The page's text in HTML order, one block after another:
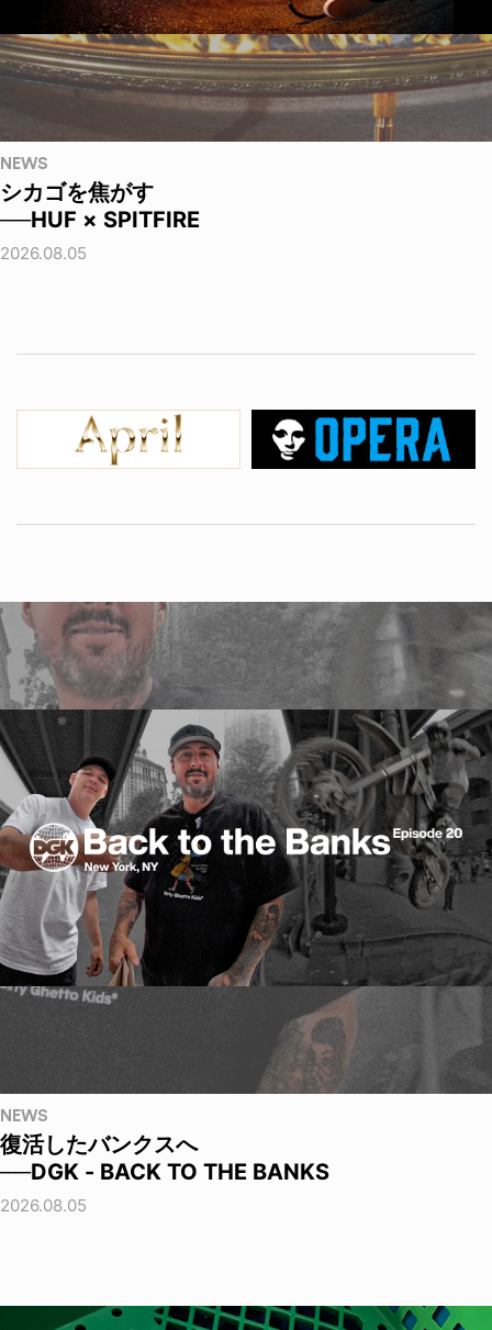
NEWS
シカゴを焦がす
──HUF × SPITFIRE
2026.08.05
NEWS
復活したバンクスへ
──DGK - BACK TO THE BANKS
2026.08.05